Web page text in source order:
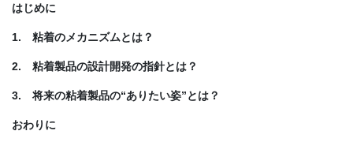
はじめに
1. 粘着のメカニズムとは？
2. 粘着製品の設計開発の指針とは？
3. 将来の粘着製品の“ありたい姿”とは？
おわりに